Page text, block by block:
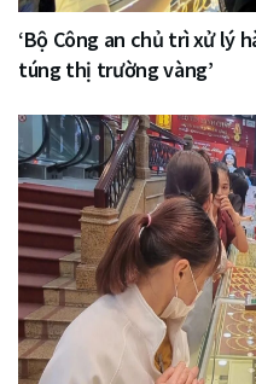
‘Bộ Công an chủ trì xử lý
túng thị trường vàng’